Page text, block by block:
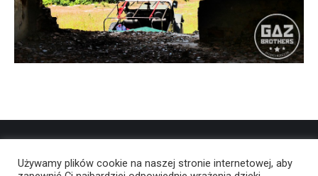
Używamy plików cookie na naszej stronie internetowej, aby